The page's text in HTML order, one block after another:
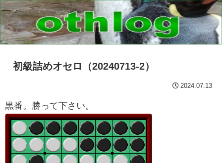
初級詰めオセロ（20240713-2）
2024.07.13
黒番。勝って下さい。